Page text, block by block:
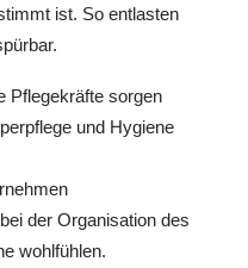
ist. So entlasten
Pflegekräfte sorgen
und Hygiene
der Organisation des
wohlfühlen.